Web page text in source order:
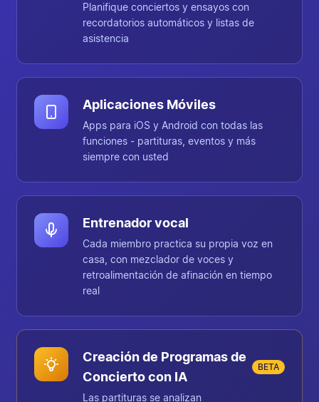
Planifique conciertos y ensayos con
recordatorios automáticos y listas de
asistencia
Aplicaciones Móviles
Apps para iOS y Android con todas las
funciones - partituras, eventos y más
siempre con usted
Entrenador vocal
Cada miembro practica su propia voz en
casa, con mezclador de voces y
retroalimentación de afinación en tiempo
real
Creación de Programas de
Concierto con IA
BETA
Las partituras se analizan